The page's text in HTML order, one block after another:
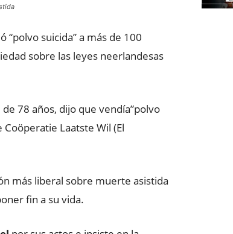
suicida” a más de 100
sobre las leyes neerlandesas
de 78 años, dijo que vendía”polvo
Coöperatie Laatste Wil (El
más liberal sobre muerte asistida
fin a su vida.